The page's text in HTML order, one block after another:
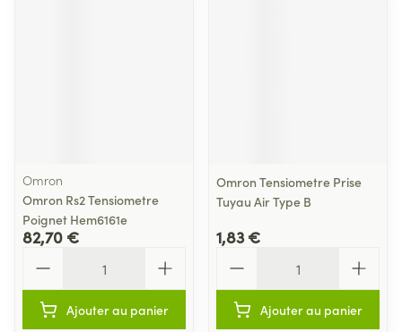
Omron
Omron Rs2 Tensiometre
Poignet Hem6161e
82,70 €
Ajouter au panier
Omron Tensiometre Prise
Tuyau Air Type B
1,83 €
Ajouter au panier